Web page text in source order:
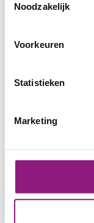
Noodzakelijk
Voorkeuren
Statistieken
Marketing